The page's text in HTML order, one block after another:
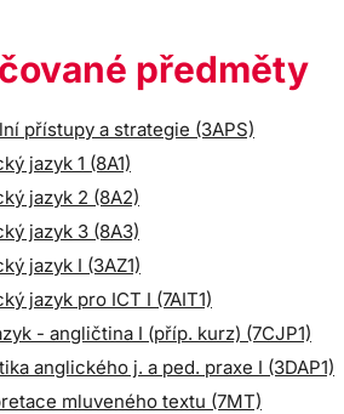
předměty
přístupy a strategie (3APS)
jazyk 1 (8A1)
jazyk 2 (8A2)
jazyk 3 (8A3)
jazyk I (3AZ1)
jazyk pro ICT I (7AIT1)
- angličtina I (příp. kurz) (7CJP1)
anglického j. a ped. praxe I (3DAP1)
mluveného textu (7MT)